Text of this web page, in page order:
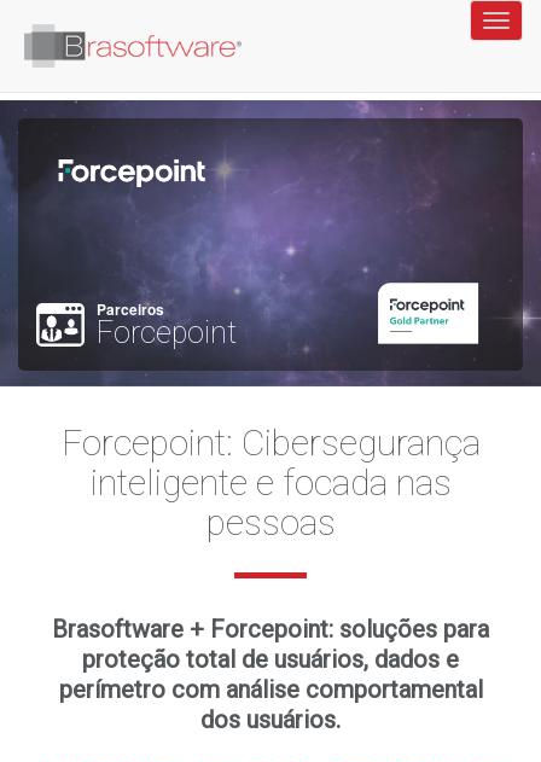
Parceiros
Forcepoint
Forcepoint: Cibersegurança
inteligente e focada nas
pessoas
Brasoftware + Forcepoint: soluções para
proteção total de usuários, dados e
perímetro com análise comportamental
dos usuários.